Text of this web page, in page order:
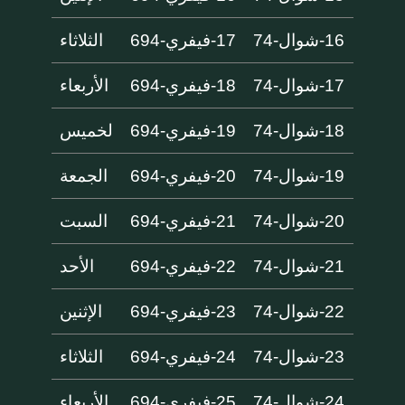
16-شوال-74 17-فيفري-694 الثلاثاء
17-شوال-74 18-فيفري-694 الأربعاء
18-شوال-74 19-فيفري-694 لخميس
19-شوال-74 20-فيفري-694 الجمعة
20-شوال-74 21-فيفري-694 السبت
21-شوال-74 22-فيفري-694 الأحد
22-شوال-74 23-فيفري-694 الإثنين
23-شوال-74 24-فيفري-694 الثلاثاء